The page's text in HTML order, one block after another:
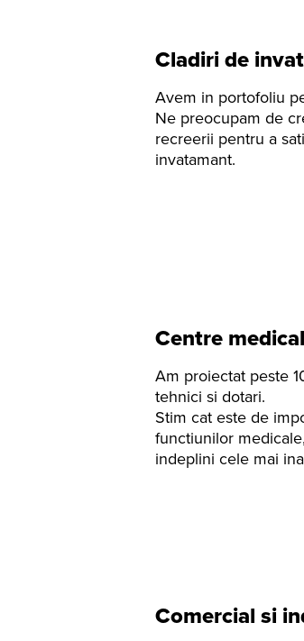
Cladiri de
Avem in portofoliu
Ne preocupam de
recreerii pentru a
invatamant.
Centre
Am proiectat peste
tehnici si dotari.
Stim cat este de
functiunilor
indeplini cele mai
Comercial si